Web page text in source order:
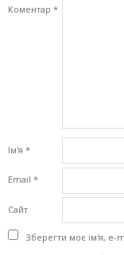
Коментар *
Ім'я *
Email *
Сайт
Зберегти моє ім'я, e-